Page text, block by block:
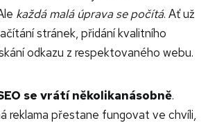
každá malá úprava se počítá. Ať už
stránek, přidání kvalitního
odkazu z respektovaného webu.
se vrátí několikanásobně.
reklama přestane fungovat ve chvíli,